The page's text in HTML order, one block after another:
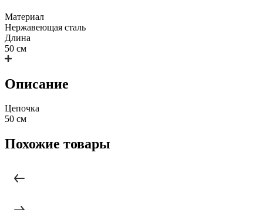
Материал
Нержавеющая сталь
Длина
50 см
Описание
Цепочка
50 см
Похожие товары